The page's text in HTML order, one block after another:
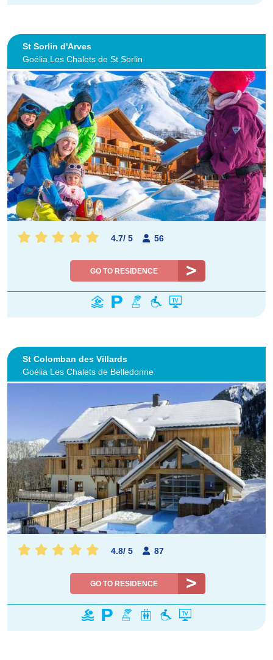
St Sorlin d'Arves
Goélia Les Chalets de St Sorlin
4.7/ 5 56
GO TO RESIDENCE
St Colomban des Villards
Goélia Les Chalets de Belledonne
4.8/ 5 87
GO TO RESIDENCE